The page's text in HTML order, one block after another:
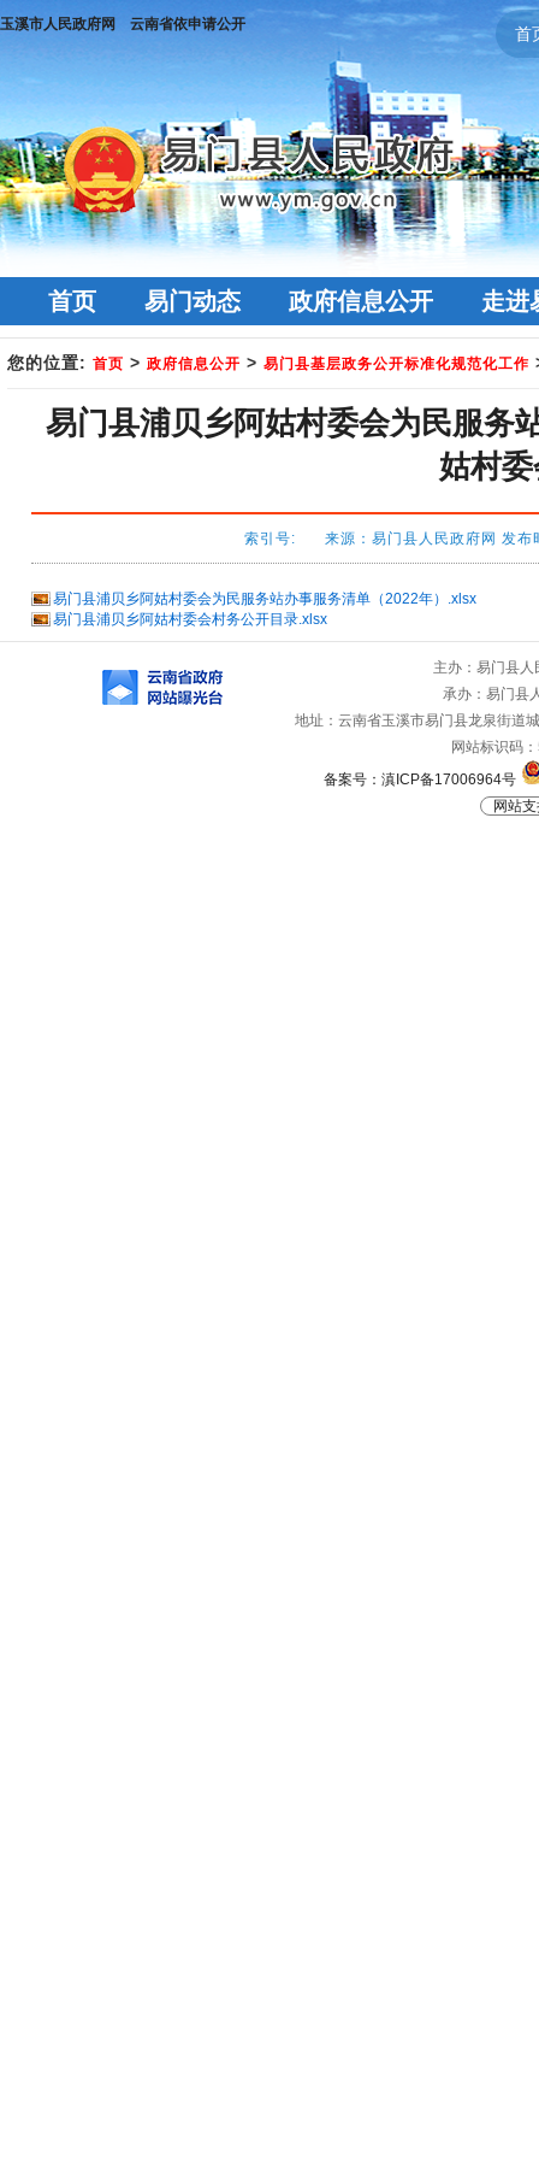
首
玉溪市人民政府网 云南省依申请公开
首页 易门动态 政府信息公开 走进
您的位置: 首页 > 政府信息公开 > 易门县基层政务公开标准化规范化工作
易门县浦贝乡阿姑村委会为民服务
姑村
索引号: 来源：易门县人民政府网
易门县浦贝乡阿姑村委会为民服务站办事服务清单（2022年）.xlsx
易门县浦贝乡阿姑村委会村务公开目录.xlsx
主办：易门县
承办：易门县
地址：云南省玉溪市易门县龙泉街
网站标识码
备案号：滇ICP备17006964号
网站